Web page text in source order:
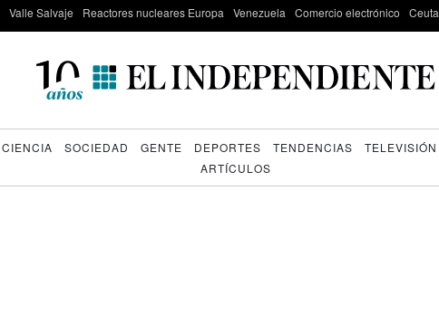
Valle Salvaje Reactores nucleares Europa Venezuela Comercio electrónico Ceuta
CIENCIA SOCIEDAD GENTE DEPORTES TENDENCIAS
TELEVISIÓN
ARTÍCULOS